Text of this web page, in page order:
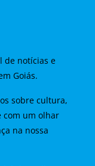
de notícias e
Goiás.
sobre cultura,
com um olhar
na nossa